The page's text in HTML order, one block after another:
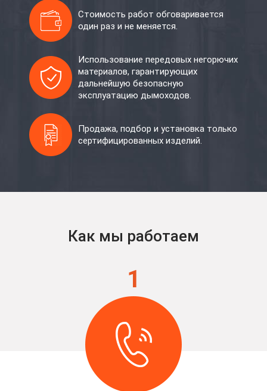
Стоимость работ обговаривается
один раз и не меняется.
Использование передовых негорючих
материалов, гарантирующих
дальнейшую безопасную
эксплуатацию дымоходов.
Продажа, подбор и установка только
сертифицированных изделий.
Как мы работаем
1